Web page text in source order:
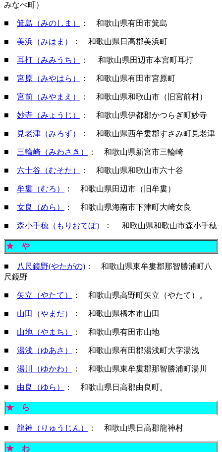
みなべ町）
■ 箕島（みのしま） ： 和歌山県有田市箕島
■ 美浜（みはま） ： 和歌山県日高郡美浜町
■ 耳打（みみうち） ： 和歌山県田辺市本宮町耳打
■ 宮原（みやはら） ： 和歌山県有田市宮原町
■ 宮前（みやまえ） ： 和歌山県和歌山市（旧宮前村）
■ 妙寺（みょうじ） ： 和歌山県伊都郡かつらぎ町妙寺
■ 見老津（みろず） ： 和歌山県西牟婁郡すさみ町見老津
■ 三輪崎（みわさき） ： 和歌山県新宮市三輪崎
■ 六十谷（むそた） ： 和歌山県和歌山市六十谷
■ 牟婁（むろ） ： 和歌山県田辺市（旧牟婁）
■ 女良（めら） ： 和歌山県海南市下津町大崎女良
■ 森小手穂（もりおてぼ） ： 和歌山県和歌山市森小手穂
★ や
■ 八尺鏡野(やたがの) ： 和歌山県東牟婁郡那智勝浦町八
尺鏡野
■ 矢立（やたて） ： 和歌山県高野町矢立（やたて）。
■ 山田（やまだ） ： 和歌山県橋本市山田
■ 山地（やまち） ： 和歌山県有田市山地
■ 湯浅（ゆあさ） ： 和歌山県有田郡湯浅町大字湯浅
■ 湯川（ゆかわ） ： 和歌山県東牟婁郡那智勝浦町湯川
■ 由良（ゆら） ： 和歌山県日高郡由良町。
★ ら
■ 龍神（りゅうじん） ： 和歌山県日高郡龍神村
★ わ